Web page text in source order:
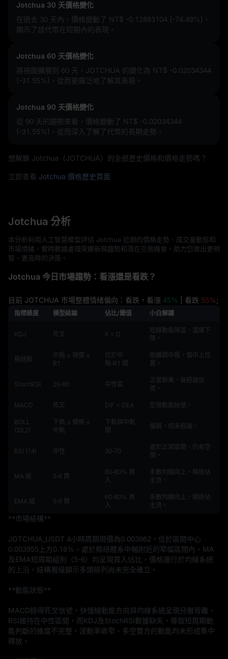
Jotchua 30 天價格變化
在過去 30 天內，價格變動了 NT$ -0.12883104 (-74.49%) ，
顯示了該代幣在短期內的表現。
Jotchua 60 天價格變化
將視圖擴展到 60 天，JOTCHUA 的變化為 NT$ -0.02034344
(-31.55%) ，從而更廣泛地了解其表現。
Jotchua 90 天價格變化
從 90 天的趨勢來看，價格變動了 NT$ -0.02034344
(-31.55%) ，從而深入了解了代幣的長期走勢。
想解鎖 Jotchua（JOTCHUA）的全部歷史價格和價格走勢嗎？
立即查看 Jotchua 價格歷史頁面
Jotchua 分析
本分析利用人工智慧模型評估 Jotchua 近期的價格走勢、成交量動態和
市場情緒。實時數據處理突顯新興趨勢和潛在交易機會，助力您做出更明
智、更及時的決策。
Jotchua 今日市場趨勢：看漲還是看跌？
目前 JOTCHUA 市場整體情緒偏向：看跌，看漲 45% | 看跌 55%;
指標維度 模型結論 佔比/閾值 小白解讀
KDJ 死叉 K < D
短線動能降溫，溫度下
降。
樞紐點
中樞 ≤ 現價 ≤
R1
位於中
樞‑R1 間
剛離開中樞，偏中上位
置。
StochRSI 20‑80 中性區
正常節奏，無極端信
號。
MACD 死叉 DIF < DEA 空頭動能抬頭。
BOLL
(20,2)
下軌 ≤ 價格 ≤
中軌
下軌與中軌
間
偏弱，但未極端。
RSI (14) 中性 30‑70
處於正常區間，仍有空
間。
MA 組 5‑6 買
60‑80% 買
入
多數均線向上，順排佔
主流。
EMA 組 5‑6 買
60‑80% 買
入
多數均線向上，順排佔
主流。
**市場結構**
JOTCHUA_USDT 4小時周期現價為0.003962，位於區間中心
0.003955上方0.18%，處於樞紐體系中軸附近的窄幅區間內。MA
及EMA短周期組別（5-6）均呈現買入佔比，價格運行於均線系統
的上沿。結構層級顯示多頭排列尚未完全確立。
**動能狀態**
MACD錄得死叉信號，快慢線動能方向與均線系統呈現分層背離。
RSI維持在中性區間，而KDJ及StochRSI數據缺失，導致短周期動
能判斷的維度不完整。波動率收窄，多空雙方的動能均未形成集中
釋放。